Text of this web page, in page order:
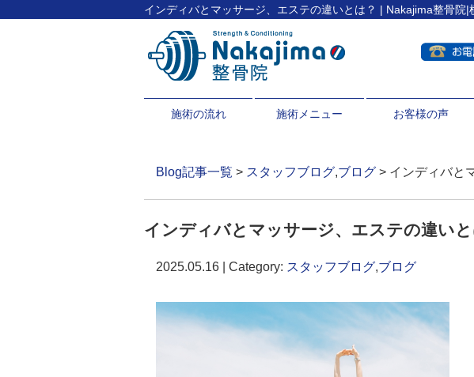
インディバとマッサージ、エステの違いとは？ | Nakajima整骨
施術の流れ 施術メニュー お客様の声
Blog記事一覧 > スタッフブログ,ブログ > インディバと
インディバとマッサージ、エステの違いと
2025.05.16 | Category: スタッフブログ,ブログ